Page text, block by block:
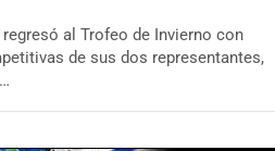
regresó al Trofeo de Invierno con
de sus dos representantes,